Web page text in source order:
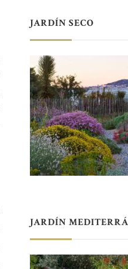
JARDÍN SECO
JARDÍN